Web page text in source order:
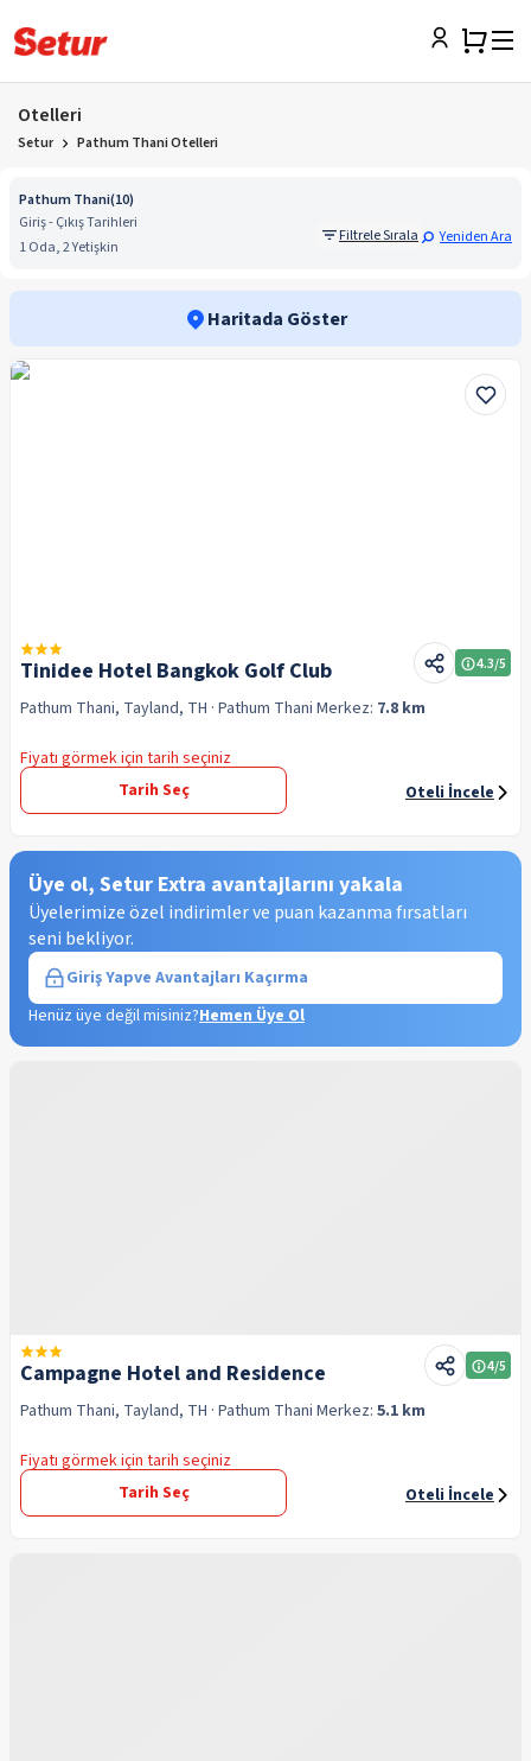
Otelleri
Setur Pathum Thani Otelleri
Pathum Thani(10)
Giriş - Çıkış Tarihleri
1 Oda, 2 Yetişkin
Filtrele Sırala Yeniden Ara
Haritada Göster
Tinidee Hotel Bangkok Golf Club 4.3/5
Pathum Thani, Tayland, TH · Pathum Thani Merkez: 7.8 km
Fiyatı görmek için tarih seçiniz
Tarih Seç
Oteli İncele
Üye ol, Setur Extra avantajlarını yakala
Üyelerimize özel indirimler ve puan kazanma fırsatları
seni bekliyor.
Giriş Yapve Avantajları Kaçırma
Henüz üye değil misiniz?Hemen Üye Ol
Campagne Hotel and Residence 4/5
Pathum Thani, Tayland, TH · Pathum Thani Merkez: 5.1 km
Fiyatı görmek için tarih seçiniz
Tarih Seç
Oteli İncele